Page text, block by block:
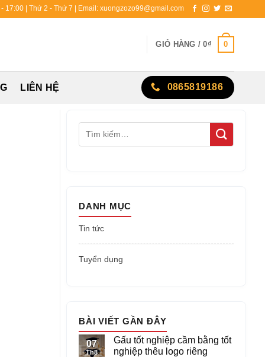
17:00 | Thứ 2 - Thứ 7 | Email: xuongzozo99@gmail.com
GIỎ HÀNG /0₫ 0
LIÊN HỆ 0865819186
DANH MỤC
Tin tức
Tuyển dụng
BÀI VIẾT GẦN ĐÂY
07
Th8
Gấu tốt nghiệp cầm bằng tốt
nghiệp thêu logo riêng